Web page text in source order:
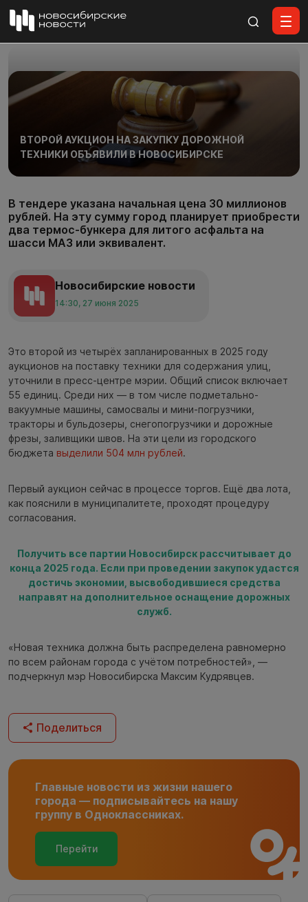
ВТОРОЙ АУКЦИОН НА ЗАКУПКУ ДОРОЖНОЙ
ТЕХНИКИ ОБЪЯВИЛИ В НОВОСИБИРСКЕ
В тендере указана начальная цена 30 миллионов
рублей. На эту сумму город планирует приобрести
два термос-бункера для литого асфальта на
шасси МАЗ или эквивалент.
Новосибирские новости
14:30, 27 июня 2025
Это второй из четырёх запланированных в 2025 году
аукционов на поставку техники для содержания улиц,
уточнили в пресс-центре мэрии. Общий список включает
55 единиц. Среди них — в том числе подметально-
вакуумные машины, самосвалы и мини-погрузчики,
тракторы и бульдозеры, снегопогрузчики и дорожные
фрезы, заливщики швов. На эти цели из городского
бюджета выделили 504 млн рублей.
Первый аукцион сейчас в процессе торгов. Ещё два лота,
как пояснили в муниципалитете, проходят процедуру
согласования.
Получить все партии Новосибирск рассчитывает до
конца 2025 года. Если при проведении закупок удастся
достичь экономии, высвободившиеся средства
направят на дополнительное оснащение дорожных
служб.
«Новая техника должна быть распределена равномерно
по всем районам города с учётом потребностей», —
подчеркнул мэр Новосибирска Максим Кудрявцев.
Поделиться
Главные новости из жизни нашего
города — подписывайтесь на нашу
группу в Одноклассниках.
Перейти